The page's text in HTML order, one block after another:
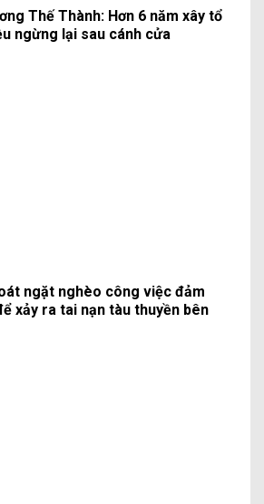
Thế Thành: Hơn 6 năm xây tổ
ngừng lại sau cánh cửa
ngặt nghèo công việc đảm
xảy ra tai nạn tàu thuyền bên